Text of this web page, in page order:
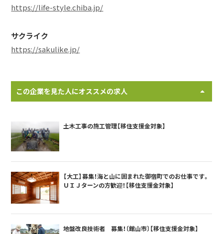
https://life-style.chiba.jp/
サクライク
https://sakulike.jp/
この企業を見た人にオススメの求人
土木工事の施工管理【移住支援金対象】
【大工】募集！海と山に囲まれた御宿町でのお仕事です。
ＵＩＪターンの方歓迎！【移住支援金対象】
地盤改良技術者 募集！〔館山市〕【移住支援金対象】